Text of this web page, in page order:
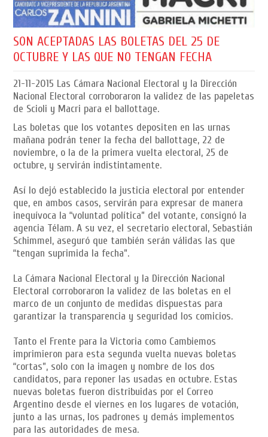
SON ACEPTADAS LAS BOLETAS DEL 25 DE
OCTUBRE Y LAS QUE NO TENGAN FECHA
21-11-2015 Las Cámara Nacional Electoral y la Dirección
Nacional Electoral corroboraron la validez de las papeletas
de Scioli y Macri para el ballottage.
Las boletas que los votantes depositen en las urnas
mañana podrán tener la fecha del ballottage, 22 de
noviembre, o la de la primera vuelta electoral, 25 de
octubre, y servirán indistintamente.
Así lo dejó establecido la justicia electoral por entender
que, en ambos casos, servirán para expresar de manera
inequívoca la “voluntad política” del votante, consignó la
agencia Télam. A su vez, el secretario electoral, Sebastián
Schimmel, aseguró que también serán válidas las que
“tengan suprimida la fecha”.
La Cámara Nacional Electoral y la Dirección Nacional
Electoral corroboraron la validez de las boletas en el
marco de un conjunto de medidas dispuestas para
garantizar la transparencia y seguridad los comicios.
Tanto el Frente para la Victoria como Cambiemos
imprimieron para esta segunda vuelta nuevas boletas
“cortas”, solo con la imagen y nombre de los dos
candidatos, para reponer las usadas en octubre. Estas
nuevas boletas fueron distribuidas por el Correo
Argentino desde el viernes en los lugares de votación,
junto a las urnas, los padrones y demás implementos
para las autoridades de mesa.